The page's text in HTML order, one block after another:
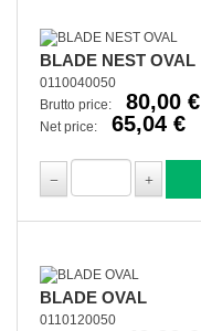
BLADE NEST OVAL
0110040050
Brutto price:
80,00 €
Net price: 65,04 €
BLADE OVAL
0110120050